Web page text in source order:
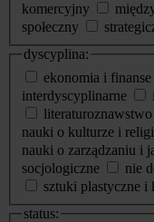
komercyjny
społeczny
dyscyplina:
ekonomia i finanse
interdyscyplinarne
literaturoznawstwo
nauki o kulturze i
nauki o zarządzaniu i
socjologiczne
nie
sztuki plastyczne i
status: